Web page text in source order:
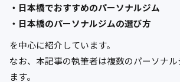
・日本橋でおすすめのパーソナルジム
・日本橋のパーソナルジムの選び方
を中心に紹介しています。
なお、本記事の執筆者は複数のパーソナ
ます。